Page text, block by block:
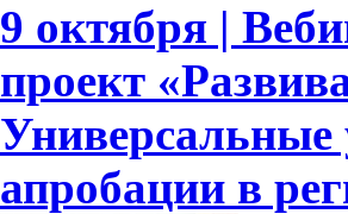
9 октября |
проект
апробации в